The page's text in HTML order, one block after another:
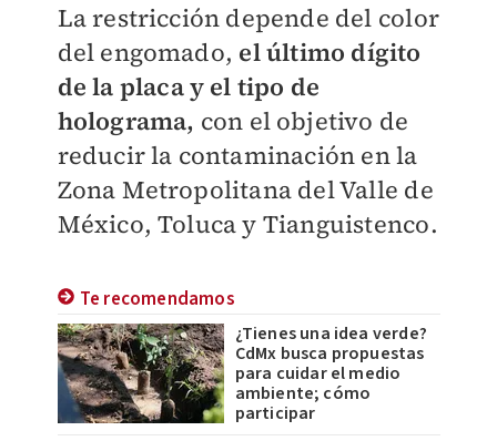
La restricción depende del color
del engomado, el último dígito
de la placa y el tipo de
holograma, con el objetivo de
reducir la contaminación en la
Zona Metropolitana del Valle de
México, Toluca y Tianguistenco.
Te recomendamos
¿Tienes una idea verde?
CdMx busca propuestas
para cuidar el medio
ambiente; cómo
participar